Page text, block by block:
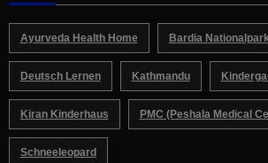
Ayurveda Health Home Bardia
Deutsch Lernen Kathmandu
Kiran Kinderhaus PMC (Peshala Medical
Schneeleopard